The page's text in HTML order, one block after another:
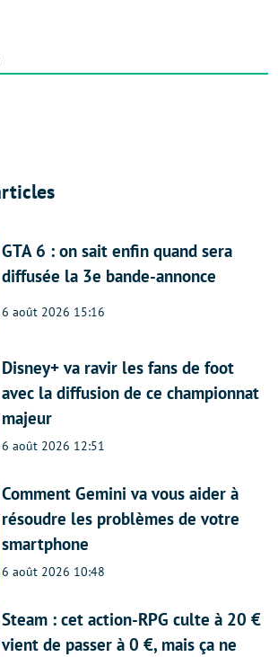
GTA 6 : on sait enfin quand sera
diffusée la 3e bande-annonce
6 août 2026 15:16
Disney+ va ravir les fans de foot
avec la diffusion de ce championnat
majeur
6 août 2026 12:51
Comment Gemini va vous aider à
résoudre les problèmes de votre
smartphone
6 août 2026 10:48
Steam : cet action-RPG culte à 20 €
vient de passer à 0 €, mais ça ne